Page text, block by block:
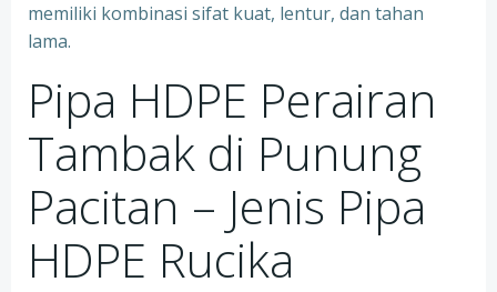
memiliki kombinasi sifat kuat, lentur, dan tahan
lama.
Pipa HDPE Perairan
Tambak di Punung
Pacitan – Jenis Pipa
HDPE Rucika